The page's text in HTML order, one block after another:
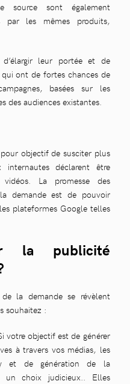
source sont également
par les mêmes produits,
leur portée et de
ont de fortes chances de
basées sur les
des audiences existantes.
objectif de susciter plus
internautes déclarent être
La promesse des
demande est de pouvoir
plateformes Google telles
la publicité
la demande se révèlent
souhaitez :
votre objectif est de générer
à travers vos médias, les
et de génération de la
un choix judicieux.. Elles